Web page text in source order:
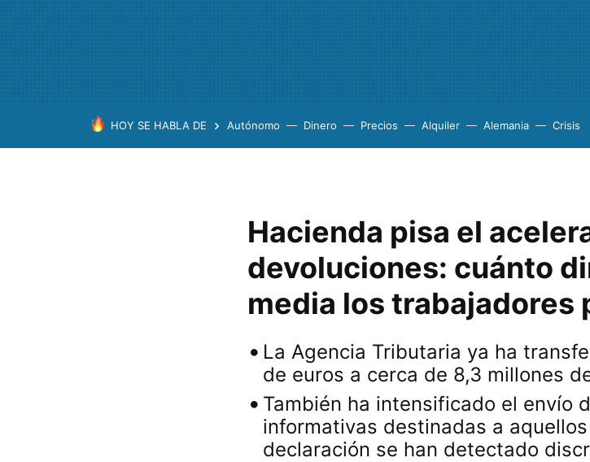
HOY SE HABLA DE Autónomo Dinero Precios Alquiler Alemania Crisis
Hacienda pisa el
devoluciones: cuánto
media los trabajadores
La Agencia Tributaria ya ha
de euros a cerca de 8,3 millones
También ha intensificado el envío
informativas destinadas a
declaración se han detectado